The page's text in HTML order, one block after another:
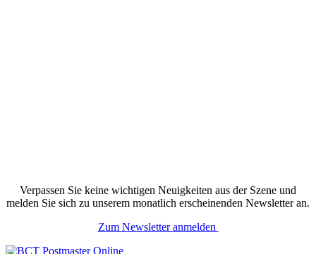
Verpassen Sie keine wichtigen Neuigkeiten aus der Szene und
melden Sie sich zu unserem monatlich erscheinenden Newsletter an.
Zum Newsletter anmelden